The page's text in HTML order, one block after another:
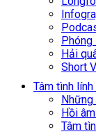
Hải
Short
Tâm tình lính
Hồi
Tâm